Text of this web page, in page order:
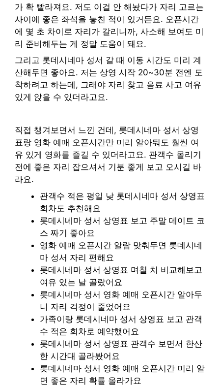
가 확 빨라져요. 저도 이걸 안 해놨다가 자리 고르는
사이에 좋은 좌석을 놓친 적이 있거든요. 오픈시간
에 몇 초 차이로 자리가 갈리니까, 사소해 보여도 미
리 준비해두는 게 정말 도움이 돼요.
그리고 롯데시네마 성서 갈 때 이동 시간도 미리 계
산해두면 좋아요. 저는 상영 시작 20~30분 전엔 도
착하려고 하는데, 그래야 자리 찾고 음료 사고 여유
있게 앉을 수 있더라고요.
직접 챙겨보면서 느낀 건데, 롯데시네마 성서 상영
표랑 영화 예매 오픈시간만 미리 알아둬도 훨씬 여
유 있게 영화를 즐길 수 있더라고요. 관객수 몰리기
전에 좋은 자리 잡으셔서 기분 좋게 보고 오시길 바
라요.
관객수 적은 평일 낮 롯데시네마 성서 상영표
회차도 추천해요
롯데시네마 성서 상영표 보고 주말 데이트 코
스 짜기 좋아요
영화 예매 오픈시간 알람 맞춰두면 롯데시네
마 성서 자리 편해요
롯데시네마 성서 상영표 며칠 치 비교해보고
여유 있는 날 골랐어요
롯데시네마 성서 영화 예매 오픈시간 알아두
니 자리 걱정이 줄었어요
가족이랑 롯데시네마 성서 상영표 보고 관객
수 적은 회차로 예약했어요
롯데시네마 성서 상영표 관객수 보면서 한산
한 시간대 골라봤어요
롯데시네마 성서 영화 예매 오픈시간 미리 알
면 좋은 자리 확률 올라가요